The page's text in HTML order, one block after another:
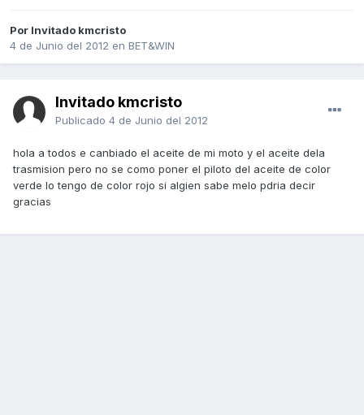
Por Invitado kmcristo
4 de Junio del 2012 en BET&WIN
Invitado kmcristo
Publicado 4 de Junio del 2012
hola a todos e canbiado el aceite de mi moto y el aceite dela
trasmision pero no se como poner el piloto del aceite de color
verde lo tengo de color rojo si algien sabe melo pdria decir
gracias